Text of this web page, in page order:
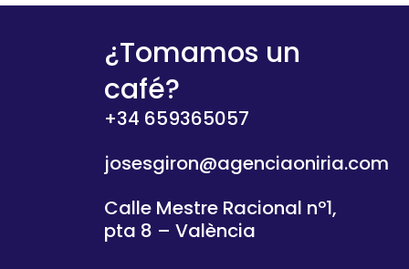
¿Tomamos un
café?
+34 659365057
josesgiron@agenciaoniria.com
Calle Mestre Racional nº1,
pta 8 – València